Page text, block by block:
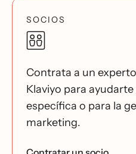
SOCIOS
Contrata a un
Klaviyo para
específica o para la
marketing.